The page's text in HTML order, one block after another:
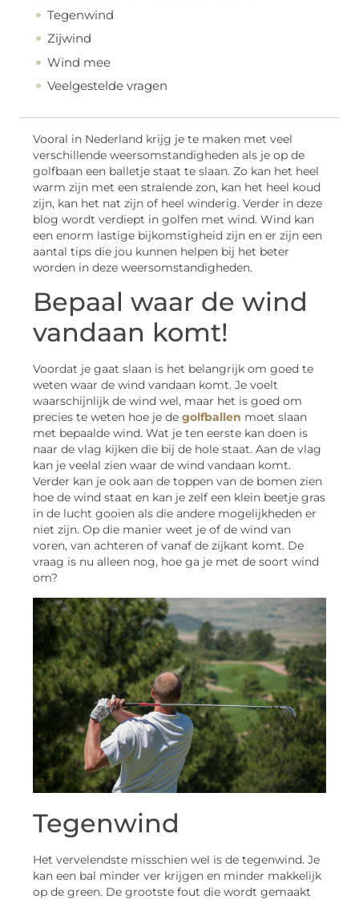
Tegenwind
Zijwind
Wind mee
Veelgestelde vragen
Vooral in Nederland krijg je te maken met veel
verschillende weersomstandigheden als je op de
golfbaan een balletje staat te slaan. Zo kan het heel
warm zijn met een stralende zon, kan het heel koud
zijn, kan het nat zijn of heel winderig. Verder in deze
blog wordt verdiept in golfen met wind. Wind kan
een enorm lastige bijkomstigheid zijn en er zijn een
aantal tips die jou kunnen helpen bij het beter
worden in deze weersomstandigheden.
Bepaal waar de wind
vandaan komt!
Voordat je gaat slaan is het belangrijk om goed te
weten waar de wind vandaan komt. Je voelt
waarschijnlijk de wind wel, maar het is goed om
precies te weten hoe je de golfballen moet slaan
met bepaalde wind. Wat je ten eerste kan doen is
naar de vlag kijken die bij de hole staat. Aan de vlag
kan je veelal zien waar de wind vandaan komt.
Verder kan je ook aan de toppen van de bomen zien
hoe de wind staat en kan je zelf een klein beetje gras
in de lucht gooien als die andere mogelijkheden er
niet zijn. Op die manier weet je of de wind van
voren, van achteren of vanaf de zijkant komt. De
vraag is nu alleen nog, hoe ga je met de soort wind
om?
Tegenwind
Het vervelendste misschien wel is de tegenwind. Je
kan een bal minder ver krijgen en minder makkelijk
op de green. De grootste fout die wordt gemaakt